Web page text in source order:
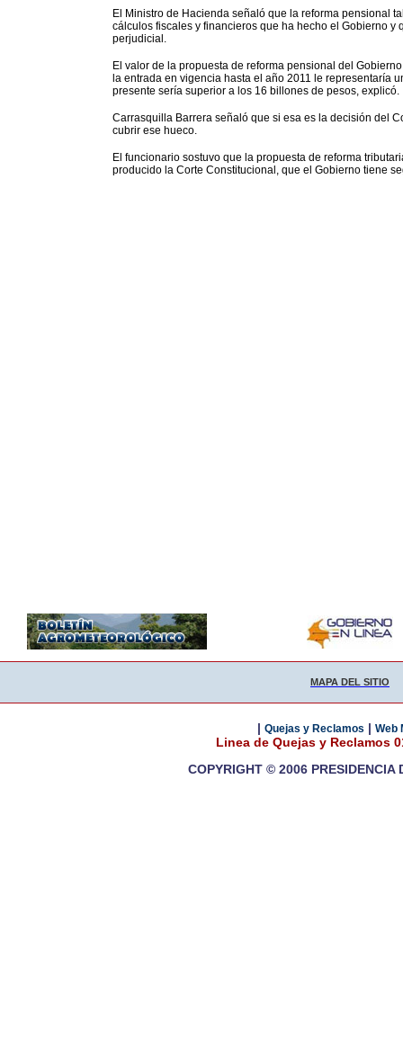
El Ministro de Hacienda señaló que la reforma pensional
cálculos fiscales y financieros que ha hecho el Gobierno
perjudicial.
El valor de la propuesta de reforma pensional del
la entrada en vigencia hasta el año 2011 le representaría
presente sería superior a los 16 billones de pesos, explicó.
Carrasquilla Barrera señaló que si esa es la decisión del
cubrir ese hueco.
El funcionario sostuvo que la propuesta de reforma
producido la Corte Constitucional, que el Gobierno tiene
MAPA DEL SITIO
| Quejas y Reclamos | Web
Linea de Quejas y Reclamos
COPYRIGHT © 2006 PRESIDENCIA